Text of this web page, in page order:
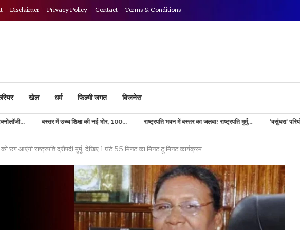
Disclaimer Privacy Policy Contact Terms & Conditions
खेल धर्म फिल्मी जगत बिजनेस
में उच्च शिक्षा की नई भोर, 100... राष्ट्रपति भवन में बस्तर का जलवा! राष्ट्रपति मुर्मु... ‘वसुंधरा’ परियोजना से डिजिटल
आएंगी राष्ट्रपति द्रौपदी मुर्मू: देखिए 1 घंटे 55 मिनट का मिनट टू मिनट कार्यक्रम